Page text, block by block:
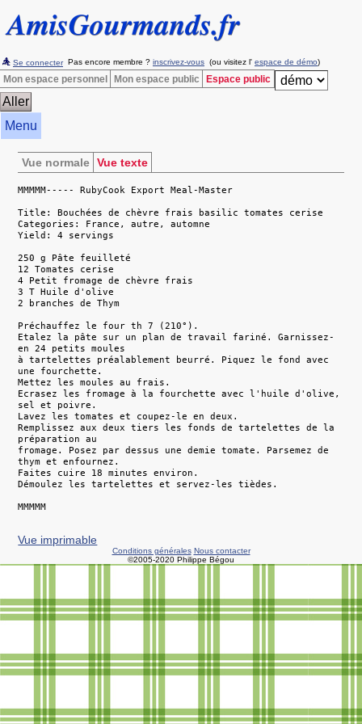
Se connecter Pas encore membre ? inscrivez-vous (ou visitez l' espace de démo)
Mon espace personnel Mon espace public Espace public
Menu
Vue normale Vue texte
MMMMM----- RubyCook Export Meal-Master
Title: Bouchées de chèvre frais basilic tomates cerise
Categories: France, autre, automne
Yield: 4 servings
250 g Pâte feuilleté
12 Tomates cerise
4 Petit fromage de chèvre frais
3 T Huile d'olive
2 branches de Thym
Préchauffez le four th 7 (210°).
Etalez la pâte sur un plan de travail fariné. Garnissez-
en 24 petits moules
à tartelettes préalablement beurré. Piquez le fond avec
une fourchette.
Mettez les moules au frais.
Ecrasez les fromage à la fourchette avec l'huile d'olive,
sel et poivre.
Lavez les tomates et coupez-le en deux.
Remplissez aux deux tiers les fonds de tartelettes de la
préparation au
fromage. Posez par dessus une demie tomate. Parsemez de
thym et enfournez.
Faites cuire 18 minutes environ.
Démoulez les tartelettes et servez-les tièdes.
MMMMM
Vue imprimable
Conditions générales Nous contacter
©2005-2020 Philippe Bégou